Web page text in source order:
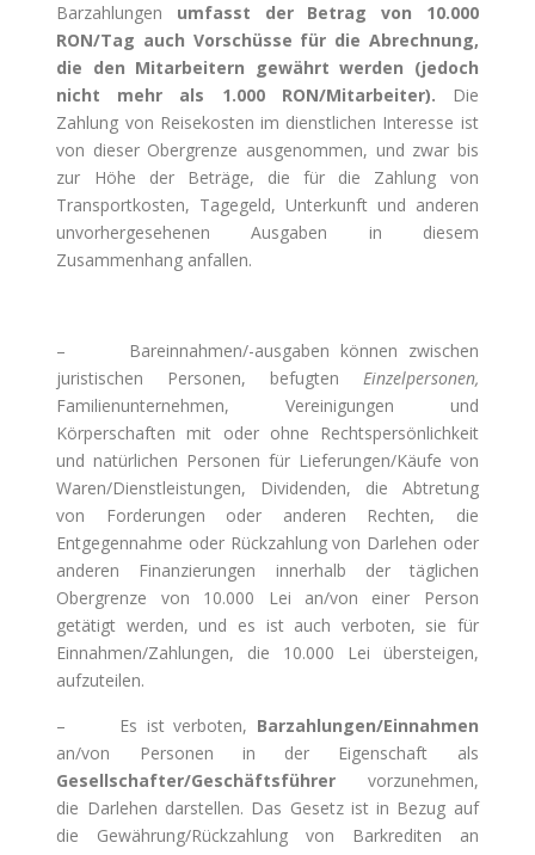
Barzahlungen umfasst der Betrag von 10.000
RON/Tag auch Vorschüsse für die Abrechnung,
die den Mitarbeitern gewährt werden (jedoch
nicht mehr als 1.000 RON/Mitarbeiter). Die
Zahlung von Reisekosten im dienstlichen Interesse ist
von dieser Obergrenze ausgenommen, und zwar bis
zur Höhe der Beträge, die für die Zahlung von
Transportkosten, Tagegeld, Unterkunft und anderen
unvorhergesehenen Ausgaben in diesem
Zusammenhang anfallen.
– Bareinnahmen/-ausgaben können zwischen
juristischen Personen, befugten Einzelpersonen,
Familienunternehmen, Vereinigungen und
Körperschaften mit oder ohne Rechtspersönlichkeit
und natürlichen Personen für Lieferungen/Käufe von
Waren/Dienstleistungen, Dividenden, die Abtretung
von Forderungen oder anderen Rechten, die
Entgegennahme oder Rückzahlung von Darlehen oder
anderen Finanzierungen innerhalb der täglichen
Obergrenze von 10.000 Lei an/von einer Person
getätigt werden, und es ist auch verboten, sie für
Einnahmen/Zahlungen, die 10.000 Lei übersteigen,
aufzuteilen.
– Es ist verboten, Barzahlungen/Einnahmen
an/von Personen in der Eigenschaft als
Gesellschafter/Geschäftsführer vorzunehmen,
die Darlehen darstellen. Das Gesetz ist in Bezug auf
die Gewährung/Rückzahlung von Barkrediten an